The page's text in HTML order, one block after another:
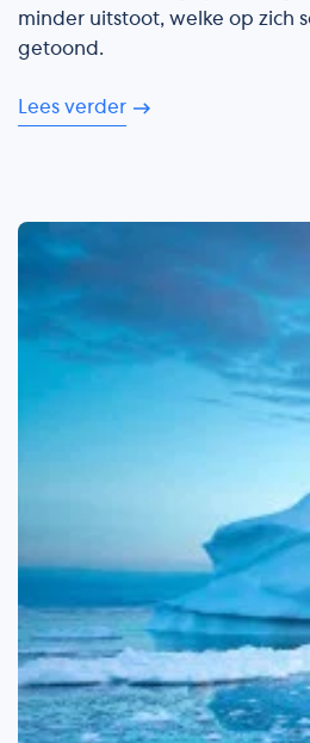
minder uitstoot, welke op zich
getoond.
Lees verder